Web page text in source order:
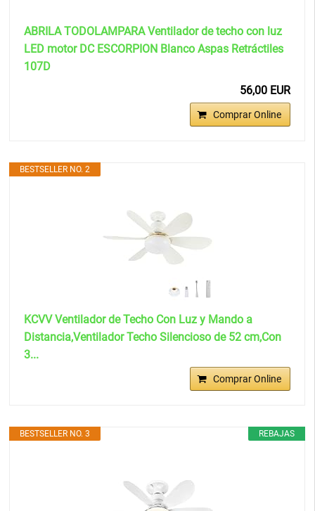
ABRILA TODOLAMPARA Ventilador de techo con luz
LED motor DC ESCORPION Blanco Aspas Retráctiles
107D
56,00 EUR
Comprar Online
BESTSELLER NO. 2
KCVV Ventilador de Techo Con Luz y Mando a
Distancia,Ventilador Techo Silencioso de 52 cm,Con
3...
Comprar Online
REBAJAS
BESTSELLER NO. 3